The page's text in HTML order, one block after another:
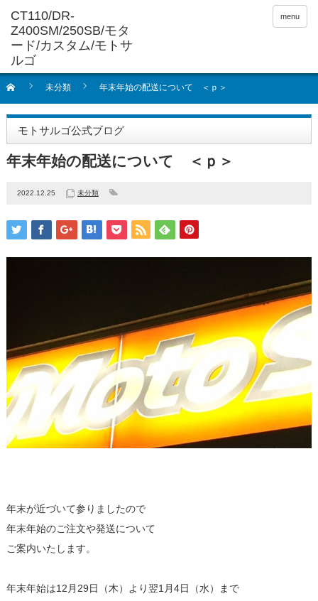
menu
未分類 年末年始の配送について ＜ｐ＞
モトサルゴ公式ブログ
年末年始の配送について ＜ｐ＞
2022.12.25 未分類
年末が近づいて参りましたので
年末年始のご注文や発送について
ご案内いたします。
年末年始は12月29日（木）より翌1月4日（水）まで